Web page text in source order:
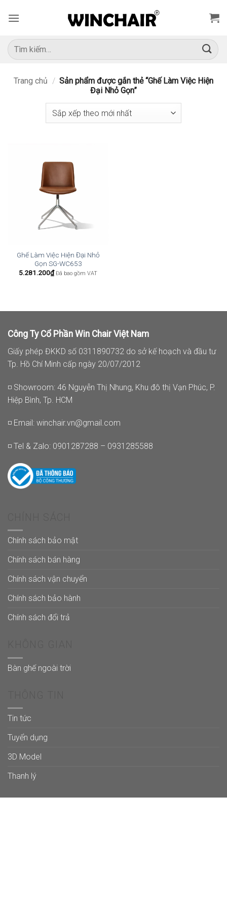
qua
dung
Tìm
kiếm:
Trang chủ / Sản phẩm được gắn thẻ “Ghế Làm Việc Hiện
Đại Nhỏ Gọn”
Ghế Làm Việc Hiện Đại Nhỏ
Gọn SG-WC653
5.281.200₫ Đã bao gồm VAT
Công Ty Cổ Phần Win Chair Việt Nam
Giấy phép ĐKKD số 0311890732 do sở kế hoạch và đầu tư
Tp. Hồ Chí Minh cấp ngày 20/07/2012
◽ Showroom: 46 Nguyễn Thị Nhung, Khu đô thị Vạn Phúc, P.
Hiệp Bình, Tp. HCM
◽ Email: winchair.vn@gmail.com
◽ Tel & Zalo: 0901287288 – 0931285588
Chính sách bảo mật
Chính sách bán hàng
Chính sách vận chuyển
Chính sách bảo hành
Chính sách đổi trả
Bàn ghế ngoài trời
Tin tức
Tuyển dụng
3D Model
Thanh lý